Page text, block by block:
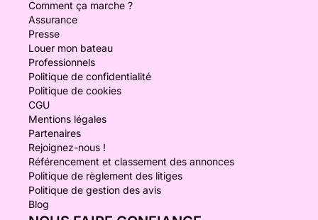
Comment ça marche ?
Assurance
Presse
Louer mon bateau
Professionnels
Politique de confidentialité
Politique de cookies
CGU
Mentions légales
Partenaires
Rejoignez-nous !
Référencement et classement des annonces
Politique de règlement des litiges
Politique de gestion des avis
Blog